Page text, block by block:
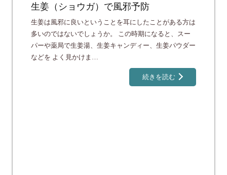
生姜（ショウガ）で風邪予防
生姜は風邪に良いということを耳にしたことがある方は
多いのではないでしょうか。 この時期になると、スー
パーや薬局で生姜湯、生姜キャンディー、生姜パウダー
などを よく見かけま…
続きを読む